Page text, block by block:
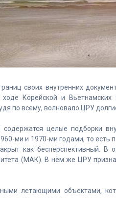
своих внутренних
Корейской и
по всему, волновало ЦРУ
содержатся целые подборки
ми и 1970-ми годами, то есть
как бесперспективный. В
(МАК). В нём же ЦРУ
летающими объектами,